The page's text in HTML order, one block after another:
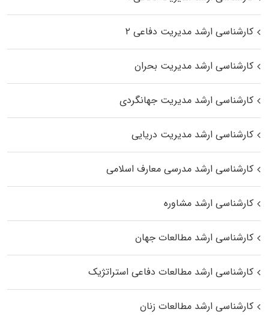
کارشناسی ارشد مدیریت دفاعی ۲
کارشناسی ارشد مدیریت بحران
کارشناسی ارشد مدیریت جهانگردی
کارشناسی ارشد مدیریت دریایی
کارشناسی ارشد مدرسی معارف اسلامی
کارشناسی ارشد مشاوره
کارشناسی ارشد مطالعات جهان
کارشناسی ارشد مطالعات دفاعی استراتژیک
کارشناسی ارشد مطالعات زنان